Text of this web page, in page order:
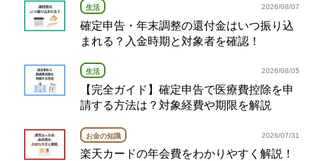
生活 2026/08/07
確定申告・年末調整の還付金はいつ振り込
まれる？入金時期と対象者を確認！
生活 2026/08/05
【完全ガイド】確定申告で医療費控除を申
請する方法は？対象経費や期限を解説
お金の知識 2026/07/31
楽天カードの年会費をわかりやすく解説！